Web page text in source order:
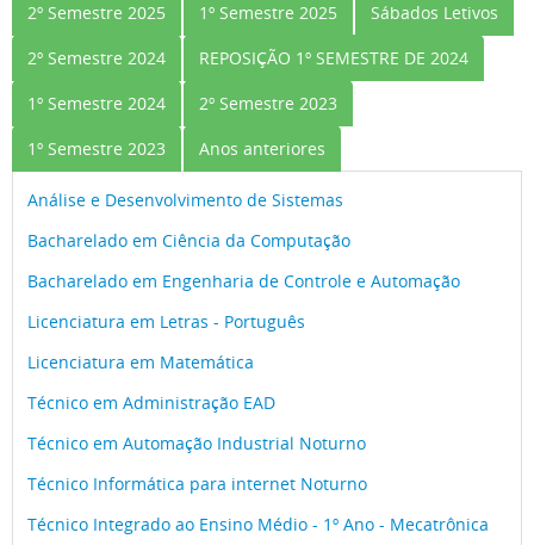
2º Semestre 2025
1º Semestre 2025
Sábados Letivos
2º Semestre 2024
REPOSIÇÃO 1º SEMESTRE DE 2024
1º Semestre 2024
2º Semestre 2023
1º Semestre 2023
Anos anteriores
Análise e Desenvolvimento de Sistemas
Bacharelado em Ciência da Computação
Bacharelado em Engenharia de Controle e Automação
Licenciatura em Letras - Português
Licenciatura em Matemática
Técnico em Administração EAD
Técnico em Automação Industrial Noturno
Técnico Informática para internet Noturno
Técnico Integrado ao Ensino Médio - 1º Ano - Mecatrônica